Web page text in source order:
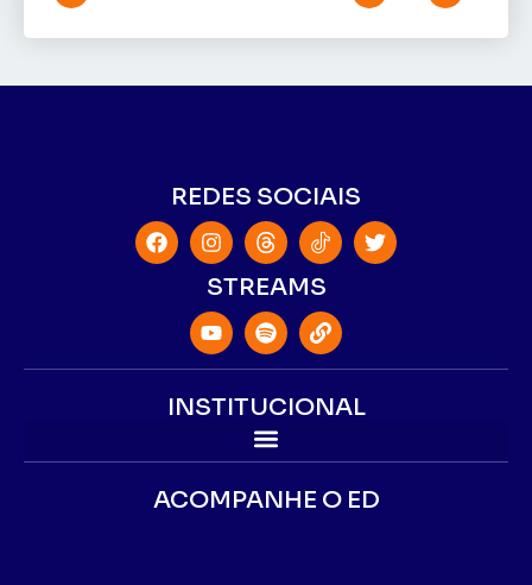
REDES SOCIAIS
STREAMS
INSTITUCIONAL
ACOMPANHE O ED